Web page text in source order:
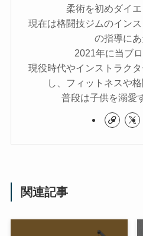
柔術を初めダイエ
現在は格闘技ジムのイン
の指導にあ
2021年に当ブロ
現役時代やインストラク
し、フィットネスや格
普段は子供を溺愛
関連記事